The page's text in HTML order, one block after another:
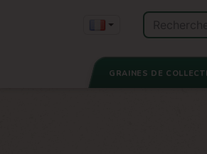
GRAINES DE